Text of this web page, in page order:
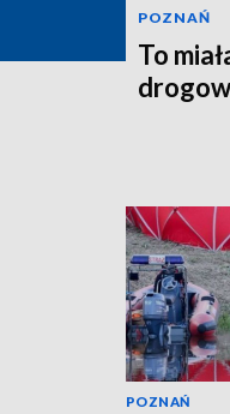
POZNAŃ
To
POZNAŃ